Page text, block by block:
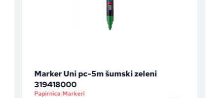
Marker Uni pc-5m šumski zeleni
319418000
Papirnica|Markeri